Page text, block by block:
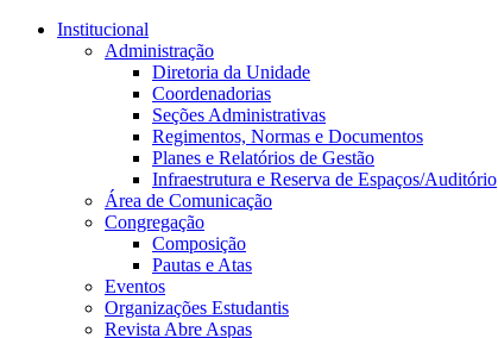
Conteúdo principal
Institucional
Administração
Diretoria da Unidade
Coordenadorias
Seções Administrativas
Regimentos, Normas e Documentos
Planes e Relatórios de Gestão
Infraestrutura e Reserva de Espaços/Auditório
Área de Comunicação
Congregação
Composição
Pautas e Atas
Eventos
Organizações Estudantis
Revista Abre Aspas